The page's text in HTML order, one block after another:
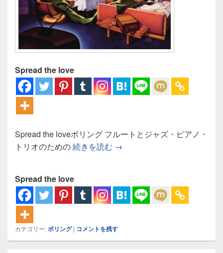
Spread the love
Spread the loveボリング フルートとジャズ・ピアノ・
トリオのための続きを読む ボリング フルートとジャズ
→
Spread the love
カテゴリー:ボリング | コメントを残す